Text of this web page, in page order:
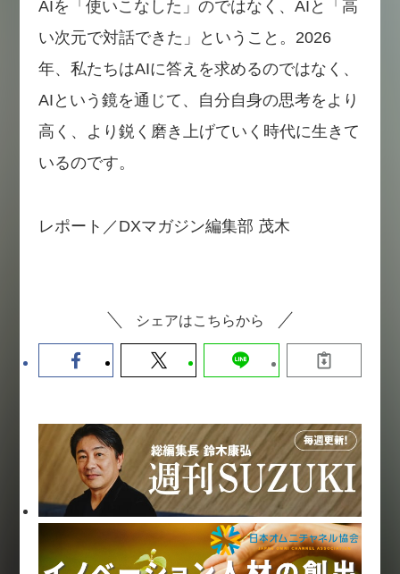
AIを「使いこなした」のではなく、AIと「高
い次元で対話できた」ということ。2026
年、私たちはAIに答えを求めるのではなく、
AIという鏡を通じて、自分自身の思考をより
高く、より鋭く磨き上げていく時代に生きて
いるのです。
レポート／DXマガジン編集部 茂木
シェアはこちらから